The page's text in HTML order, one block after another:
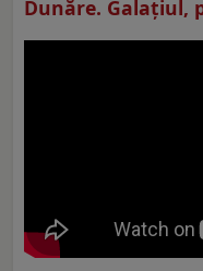
Dunăre. Galațiul,